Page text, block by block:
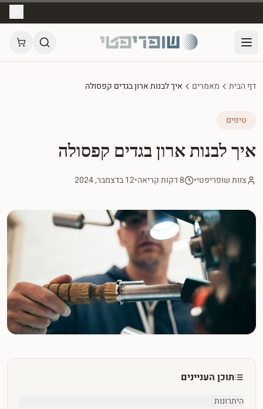
דף הבית מאמרים איך לבנות ארון בגדים קפסולה
טיפים
איך לבנות ארון בגדים קפסולה
צוות שופריפטי• 8 דקות קריאה •12 בדצמבר, 2024
תוכן העניינים
היתרונות